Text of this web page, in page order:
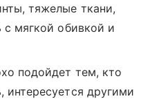
тяжелые ткани,
с мягкой обивкой и
подойдет тем, кто
интересуется другими